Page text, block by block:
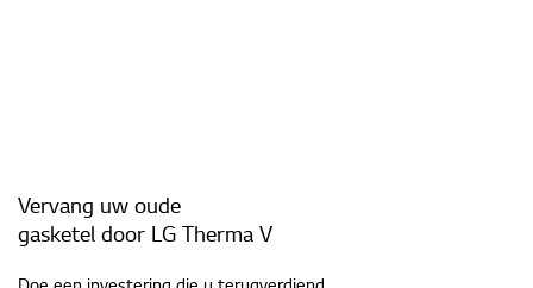
Vervang uw oude
gasketel door LG Therma V
Doorbraak